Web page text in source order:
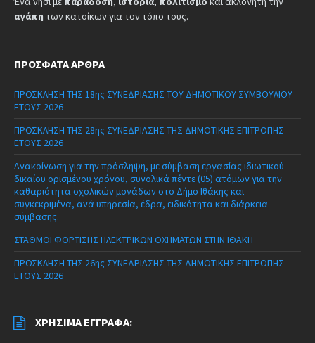
αγάπη των κατοίκων για τον τόπο τους.
ΠΡΌΣΦΑΤΑ ΆΡΘΡΑ
ΠΡΟΣΚΛΗΣΗ ΤΗΣ 18ης ΣΥΝΕΔΡΙΑΣΗΣ ΤΟΥ ΔΗΜΟΤΙΚΟΥ ΣΥΜΒΟΥΛΙΟΥ
ΕΤΟΥΣ 2026
ΠΡΟΣΚΛΗΣΗ ΤΗΣ 28ης ΣΥΝΕΔΡΙΑΣΗΣ ΤΗΣ ΔΗΜΟΤΙΚΗΣ ΕΠΙΤΡΟΠΗΣ
ΕΤΟΥΣ 2026
Ανακοίνωση για την πρόσληψη, με σύμβαση εργασίας ιδιωτικού
δικαίου ορισμένου χρόνου, συνολικά πέντε (05) ατόμων για την
καθαριότητα σχολικών μονάδων στο Δήμο Ιθάκης και
συγκεκριμένα, ανά υπηρεσία, έδρα, ειδικότητα και διάρκεια
σύμβασης.
ΣΤΑΘΜΟΙ ΦΟΡΤΙΣΗΣ ΗΛΕΚΤΡΙΚΩΝ ΟΧΗΜΑΤΩΝ ΣΤΗΝ ΙΘΑΚΗ
ΠΡΟΣΚΛΗΣΗ ΤΗΣ 26ης ΣΥΝΕΔΡΙΑΣΗΣ ΤΗΣ ΔΗΜΟΤΙΚΗΣ ΕΠΙΤΡΟΠΗΣ
ΕΤΟΥΣ 2026
ΧΡΉΣΙΜΑ ΈΓΓΡΑΦΑ: